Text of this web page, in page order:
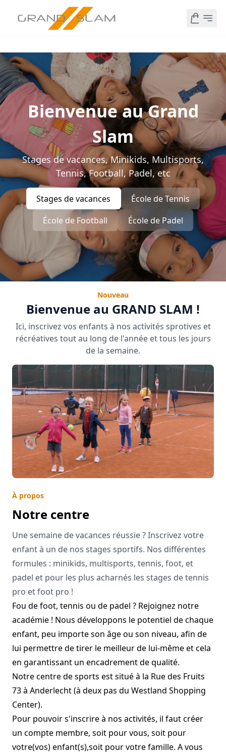
Bienvenue au Grand
Slam
Stages de vacances, Minikids, Multisports,
Tennis, Football, Padel, etc
Stages de vacances
École de Tennis
École de Football
École de Padel
Nouveau
Bienvenue au GRAND SLAM !
Ici, inscrivez vos enfants à nos activités sprotives et
récréatives tout au long de l'année et tous les jours
de la semaine.
À propos
Notre centre
Une semaine de vacances réussie ? Inscrivez votre
enfant à un de nos stages sportifs. Nos différentes
formules : minikids, multisports, tennis, foot, et
padel et pour les plus acharnés les stages de tennis
pro et foot pro !
Fou de foot, tennis ou de padel ? Rejoignez notre
académie ! Nous développons le potentiel de chaque
enfant, peu importe son âge ou son niveau, afin de
lui permettre de tirer le meilleur de lui-même et cela
en garantissant un encadrement de qualité.
Notre centre de sports est situé à la Rue des Fruits
73 à Anderlecht (à deux pas du Westland Shopping
Center).
Pour pouvoir s'inscrire à nos activités, il faut créer
un compte membre, soit pour vous, soit pour
votre(vos) enfant(s),soit pour votre famille. A vous